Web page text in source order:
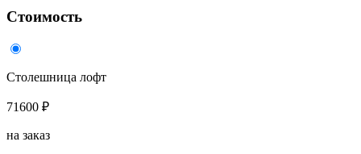
Стоимость
Столешница лофт
71600 ₽
на заказ